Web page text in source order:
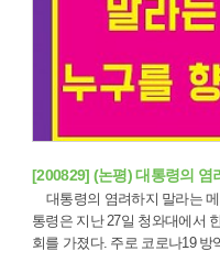
[200829] (논평) 대통령의
통령은 지난 27일 청와대에서
회를 가졌다. 주로 코로나19 방